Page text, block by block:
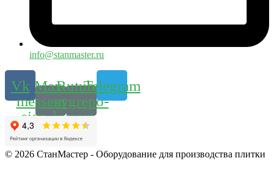
info@stanmaster.ru
Vk Max-
messenger-
sign-logo
Rutube-
svgrepo-
com
Telegram
© 2026 СтанМастер - Оборудование для производства плитки